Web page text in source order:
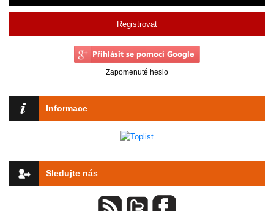
Registrovat
Zapomenuté heslo
Informace
Sledujte nás